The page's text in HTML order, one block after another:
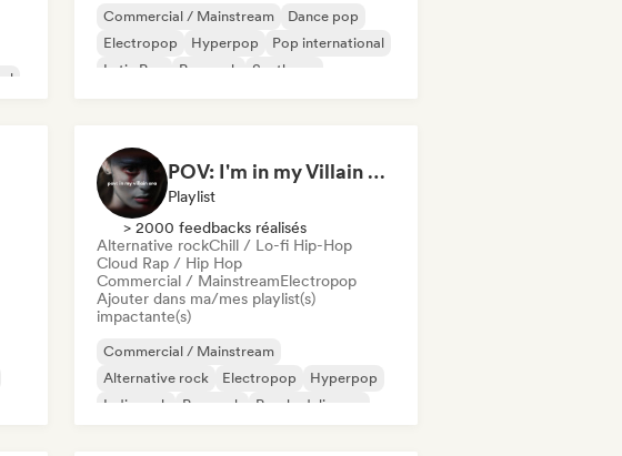
Commercial / Mainstream
Dance pop
Electropop
Hyperpop
Pop international
Latin Pop
Pop rock Synthpop
POV: I'm in my Villain Era
Playlist
> 2000 feedbacks réalisés
Alternative rockChill / Lo-fi Hip-Hop
Cloud Rap / Hip Hop
Commercial / MainstreamElectropop
Ajouter dans ma/mes playlist(s)
impactante(s)
Commercial / Mainstream
Alternative rock
Electropop
Hyperpop
Indie rock
Pop rock
Psychedelic pop